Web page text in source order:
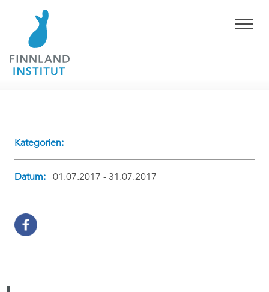
Kategorien:
Datum: 01.07.2017 - 31.07.2017